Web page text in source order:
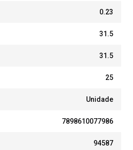
0.23
31.5
31.5
25
Unidade
7898610077986
94587